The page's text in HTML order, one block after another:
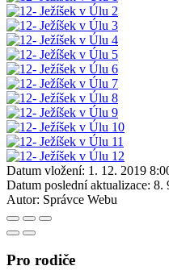
Datum vložení: 1. 12. 2019
Datum poslední aktualizace: 8.
Autor: Správce Webu
Pro rodiče